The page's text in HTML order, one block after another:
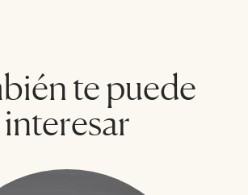
te puede
interesar